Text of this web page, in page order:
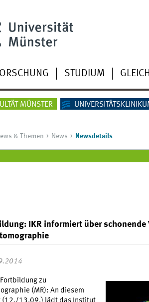
STUDIUM
MÜNSTER
& Themen News Newsdetails
IKR informiert über schonende
zu
(MR): An diesem